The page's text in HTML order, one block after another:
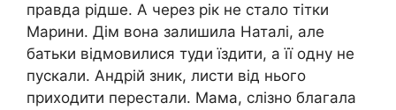
правда рідше. А через рік не стало тітки
Марини. Дім вона залишила Наталі, але
батьки відмовилися туди їздити, а її одну не
пускали. Андрій зник, листи від нього
приходити перестали. Мама, слізно благала